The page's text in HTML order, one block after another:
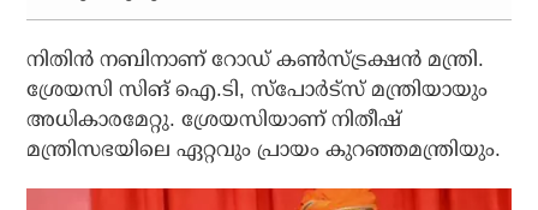
നിതിന്‍ നബിനാണ് റോഡ് കണ്‍സ്ട്രക്ഷന്‍ മന്ത്രി.
ശ്രേയസി സിങ് ഐ.ടി, സ്‌പോര്‍ട്‌സ് മന്ത്രിയായും
അധികാരമേറ്റു. ശ്രേയസിയാണ് നിതീഷ്
മന്ത്രിസഭയിലെ ഏറ്റവും പ്രായം കുറഞ്ഞമന്ത്രിയും.